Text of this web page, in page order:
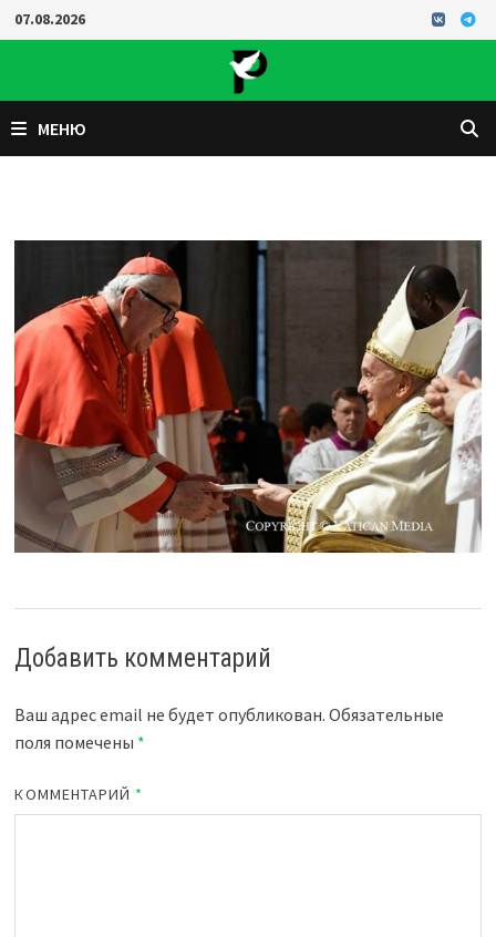
Перейти
к
07.08.2026
МЕНЮ
Добавить комментарий
Ваш адрес email не будет опубликован. Обязательные
поля помечены *
КОММЕНТАРИЙ *